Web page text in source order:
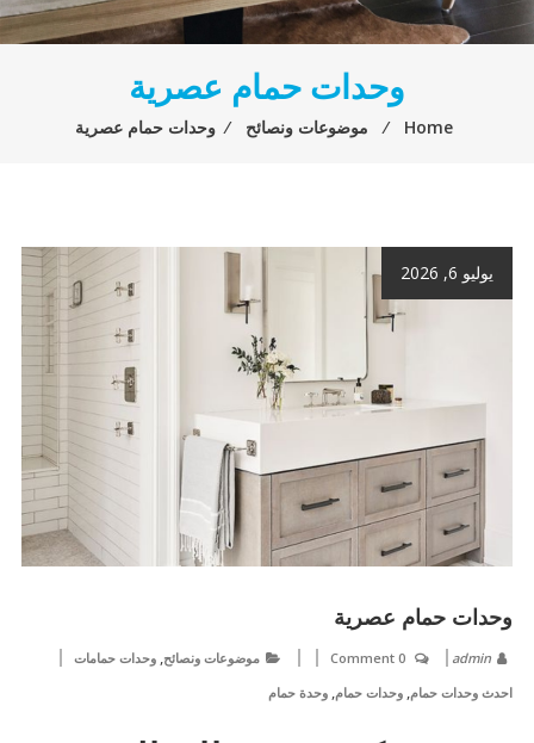
وحدات حمام عصرية
Home
⁄ موضوعات ونصائح ⁄ وحدات حمام عصرية
يوليو 6, 2026
وحدات حمام عصرية
admin
0 Comment موضوعات ونصائح, وحدات حمامات
احدث وحدات حمام, وحدات حمام, وحدة حمام